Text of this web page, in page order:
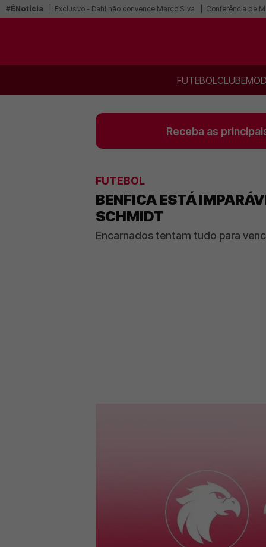
#ÉNotícia Exclusivo - Dahl não convence Marco Silva Conferência de
FUTEBOLCLUBE
Receba as
FUTEBOL
BENFICA ESTÁ
SCHMIDT
Encarnados tentam tudo para